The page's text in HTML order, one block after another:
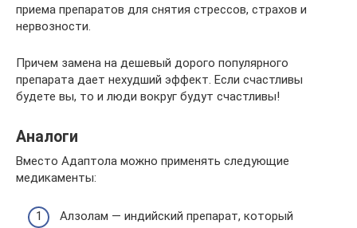
приема препаратов для снятия стрессов, страхов и
нервозности.
Причем замена на дешевый дорого популярного
препарата дает нехудший эффект. Если счастливы
будете вы, то и люди вокруг будут счастливы!
Аналоги
Вместо Адаптола можно применять следующие
медикаменты:
Алзолам — индийский препарат, который